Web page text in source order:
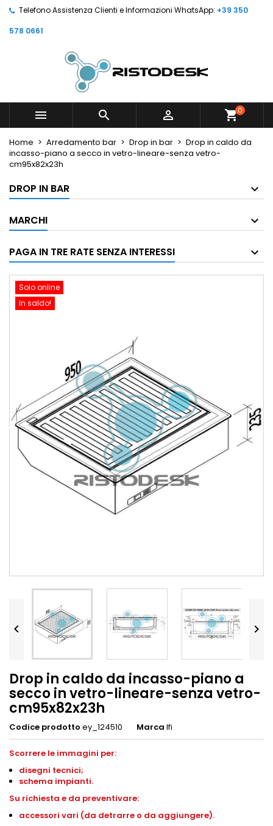
Telefono Assistenza Clienti e Informazioni WhatsApp: +39 350
578 0661
   shopping_cart0
Home Arredamento bar Drop in bar
Drop in caldo da
incasso-piano a secco in vetro-lineare-senza vetro-
cm95x82x23h
DROP IN BAR
MARCHI
PAGA IN TRE RATE SENZA INTERESSI
Solo online
In saldo!
 
Drop in caldo da incasso-piano a
secco in vetro-lineare-senza vetro-
cm95x82x23h
Codice prodotto ey_124510 Marca Ifi
Scorrere le immagini per:
disegni tecnici;
schema impianti.
Su richiesta e da preventivare:
accessori vari (da detrarre o da aggiungere).